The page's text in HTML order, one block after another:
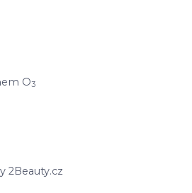
O3
2Beauty.cz